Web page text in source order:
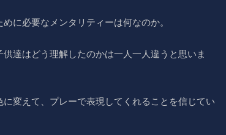
に必要なメンタリティーは何なのか。
達はどう理解したのかは一人一人違うと思いま
変えて、プレーで表現してくれることを信じてい